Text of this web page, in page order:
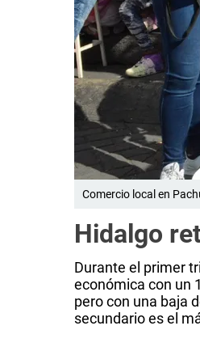
Comercio local en
Hidalgo
Durante el primer
económica con un
pero con una baja
secundario es el